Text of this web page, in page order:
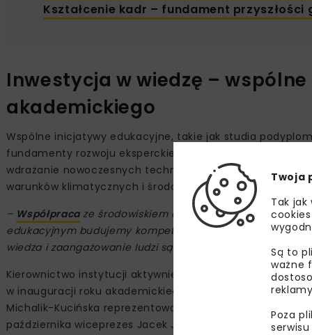
Kształcenie kadr – fundament przyszłości
Inwestycja w wiedzę –
akademickiego
Wspólne inicjatywy edukacyjne, takie jak studia
fundamenty rozwoju eksperckiego zaplecza dla
wdrażanie nowoczesnych technologii, opracowywanie
warunków klimatycznych i środowiskowych.
– Współpracaze środowiskiem akademickim to
edukacyjnym budujemy kompetencje, które pozwolą
wiedza i zaangażowanie ludzi są najcenniejszym
Kierownictwo instytucji aktywnie uczestniczy w
w inauguracji roku akademickiego w Szkole Głównej
Michalik-Kucińska reprezentowała instytucję podczas
października wiceprezes Jacek Jarząbek uczestniczył
Twoja
Tak
Są to
ważne
Poza